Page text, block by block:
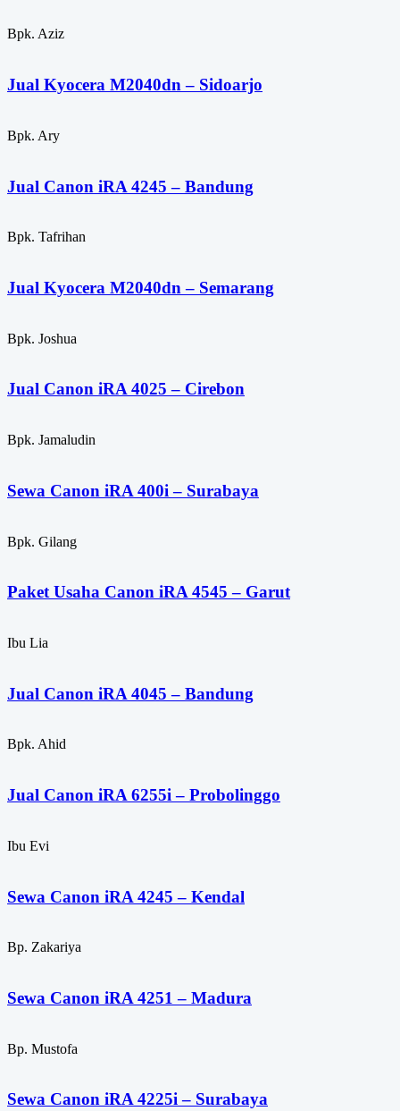
Bpk. Aziz
Jual Kyocera M2040dn – Sidoarjo
Bpk. Ary
Jual Canon iRA 4245 – Bandung
Bpk. Tafrihan
Jual Kyocera M2040dn – Semarang
Bpk. Joshua
Jual Canon iRA 4025 – Cirebon
Bpk. Jamaludin
Sewa Canon iRA 400i – Surabaya
Bpk. Gilang
Paket Usaha Canon iRA 4545 – Garut
Ibu Lia
Jual Canon iRA 4045 – Bandung
Bpk. Ahid
Jual Canon iRA 6255i – Probolinggo
Ibu Evi
Sewa Canon iRA 4245 – Kendal
Bp. Zakariya
Sewa Canon iRA 4251 – Madura
Bp. Mustofa
Sewa Canon iRA 4225i – Surabaya